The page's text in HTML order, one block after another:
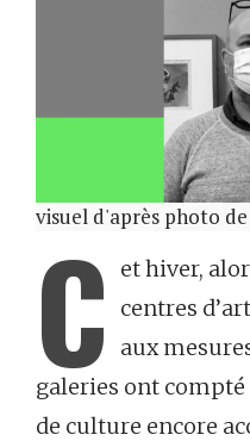
visuel d'après photo de
C
et hiver,
centres
aux
galeries ont
de culture encore